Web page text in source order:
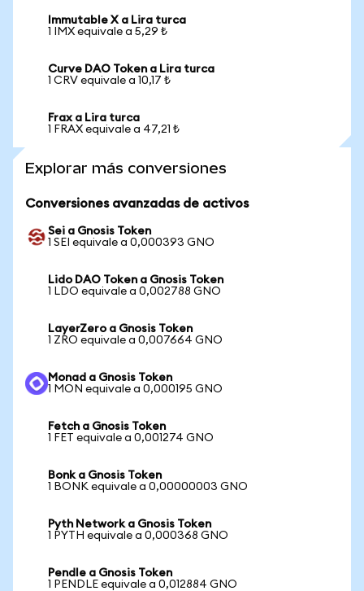
Immutable X a Lira turca
1 IMX equivale a 5,29 ₺
Curve DAO Token a Lira turca
1 CRV equivale a 10,17 ₺
Frax a Lira turca
1 FRAX equivale a 47,21 ₺
Explorar más conversiones
Conversiones avanzadas de activos
Sei a Gnosis Token
1 SEI equivale a 0,000393 GNO
Lido DAO Token a Gnosis Token
1 LDO equivale a 0,002788 GNO
LayerZero a Gnosis Token
1 ZRO equivale a 0,007664 GNO
Monad a Gnosis Token
1 MON equivale a 0,000195 GNO
Fetch a Gnosis Token
1 FET equivale a 0,001274 GNO
Bonk a Gnosis Token
1 BONK equivale a 0,00000003 GNO
Pyth Network a Gnosis Token
1 PYTH equivale a 0,000368 GNO
Pendle a Gnosis Token
1 PENDLE equivale a 0,012884 GNO